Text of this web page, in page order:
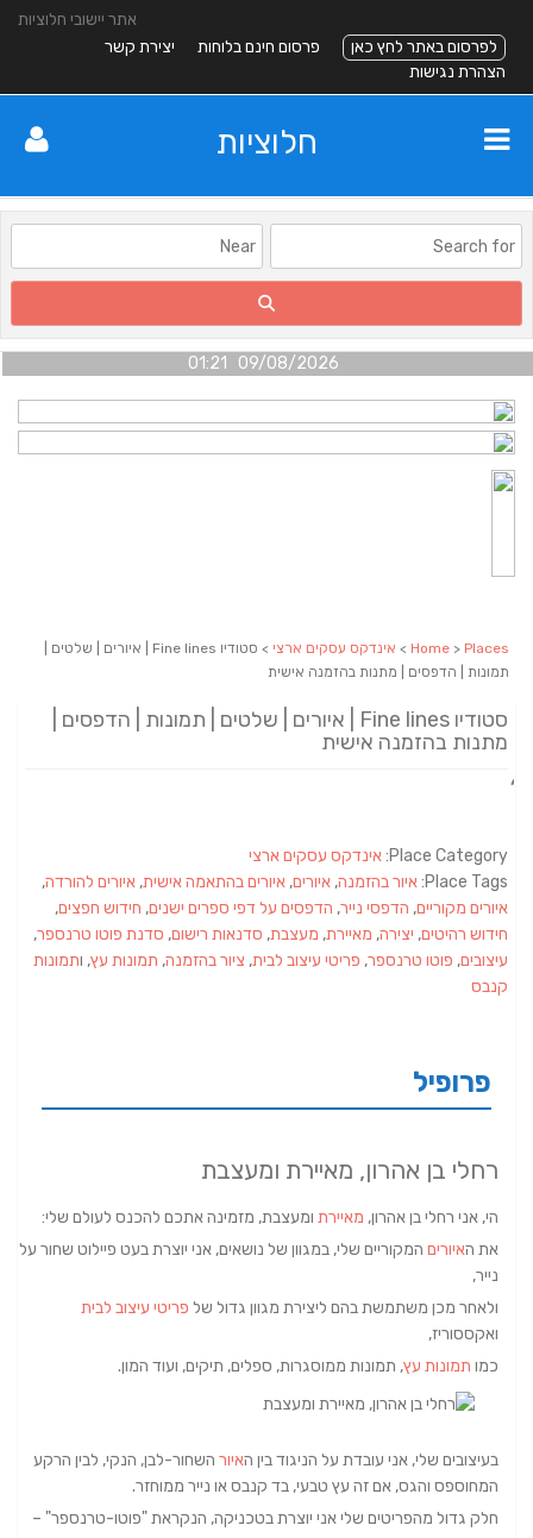
אתר יישובי חלוציות
לפרסום באתר לחץ כאן
פרסום חינם בלוחות
יצירת קשר
הצהרת נגישות
חלוציות
09/08/2026 01:21
Home > Places
> אינדקס עסקים ארצי
> סטודיו Fine lines | איורים | שלטים |
תמונות | הדפסים | מתנות בהזמנה אישית
סטודיו Fine lines | איורים | שלטים | תמונות | הדפסים |
מתנות בהזמנה אישית
Place Category: אינדקס עסקים ארצי
Place Tags: איור בהזמנה, איורים, איורים בהתאמה אישית, איורים להורדה,
איורים מקוריים, הדפסי נייר, הדפסים על דפי ספרים ישנים, חידוש חפצים,
חידוש רהיטים, יצירה, מאיירת, מעצבת, סדנאות רישום, סדנת פוטו טרנספר,
עיצובים, פוטו טרנספר, פריטי עיצוב לבית, ציור בהזמנה, תמונות עץ, ותמונות
קנבס
פרופיל
רחלי בן אהרון, מאיירת ומעצבת
הי, אני רחלי בן אהרון, מאיירת ומעצבת, מזמינה אתכם להכנס לעולם שלי:
את האיורים המקוריים שלי, במגוון של נושאים, אני יוצרת בעט פיילוט שחור על
נייר,
ולאחר מכן משתמשת בהם ליצירת מגוון גדול של פריטי עיצוב לבית
ואקססוריז,
כמו תמונות עץ, תמונות ממוסגרות, ספלים, תיקים, ועוד המון.
בעיצובים שלי, אני עובדת על הניגוד בין האיור השחור-לבן, הנקי, לבין הרקע
המחוספס והגס, אם זה עץ טבעי, בד קנבס או נייר ממוחזר.
חלק גדול מהפריטים שלי אני יוצרת בטכניקה, הנקראת "פוטו-טרנספר" –